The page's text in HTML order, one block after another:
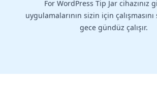
For WordPress Tip Jar cihazınız
uygulamalarının sizin için
gece gündüz çalışır.